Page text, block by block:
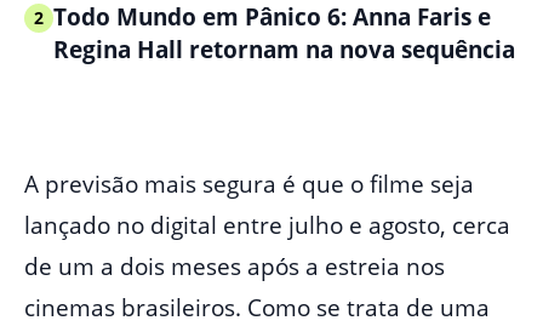
2 Todo Mundo em Pânico 6: Anna Faris e
Regina Hall retornam na nova sequência
A previsão mais segura é que o filme seja
lançado no digital entre julho e agosto, cerca
de um a dois meses após a estreia nos
cinemas brasileiros. Como se trata de uma